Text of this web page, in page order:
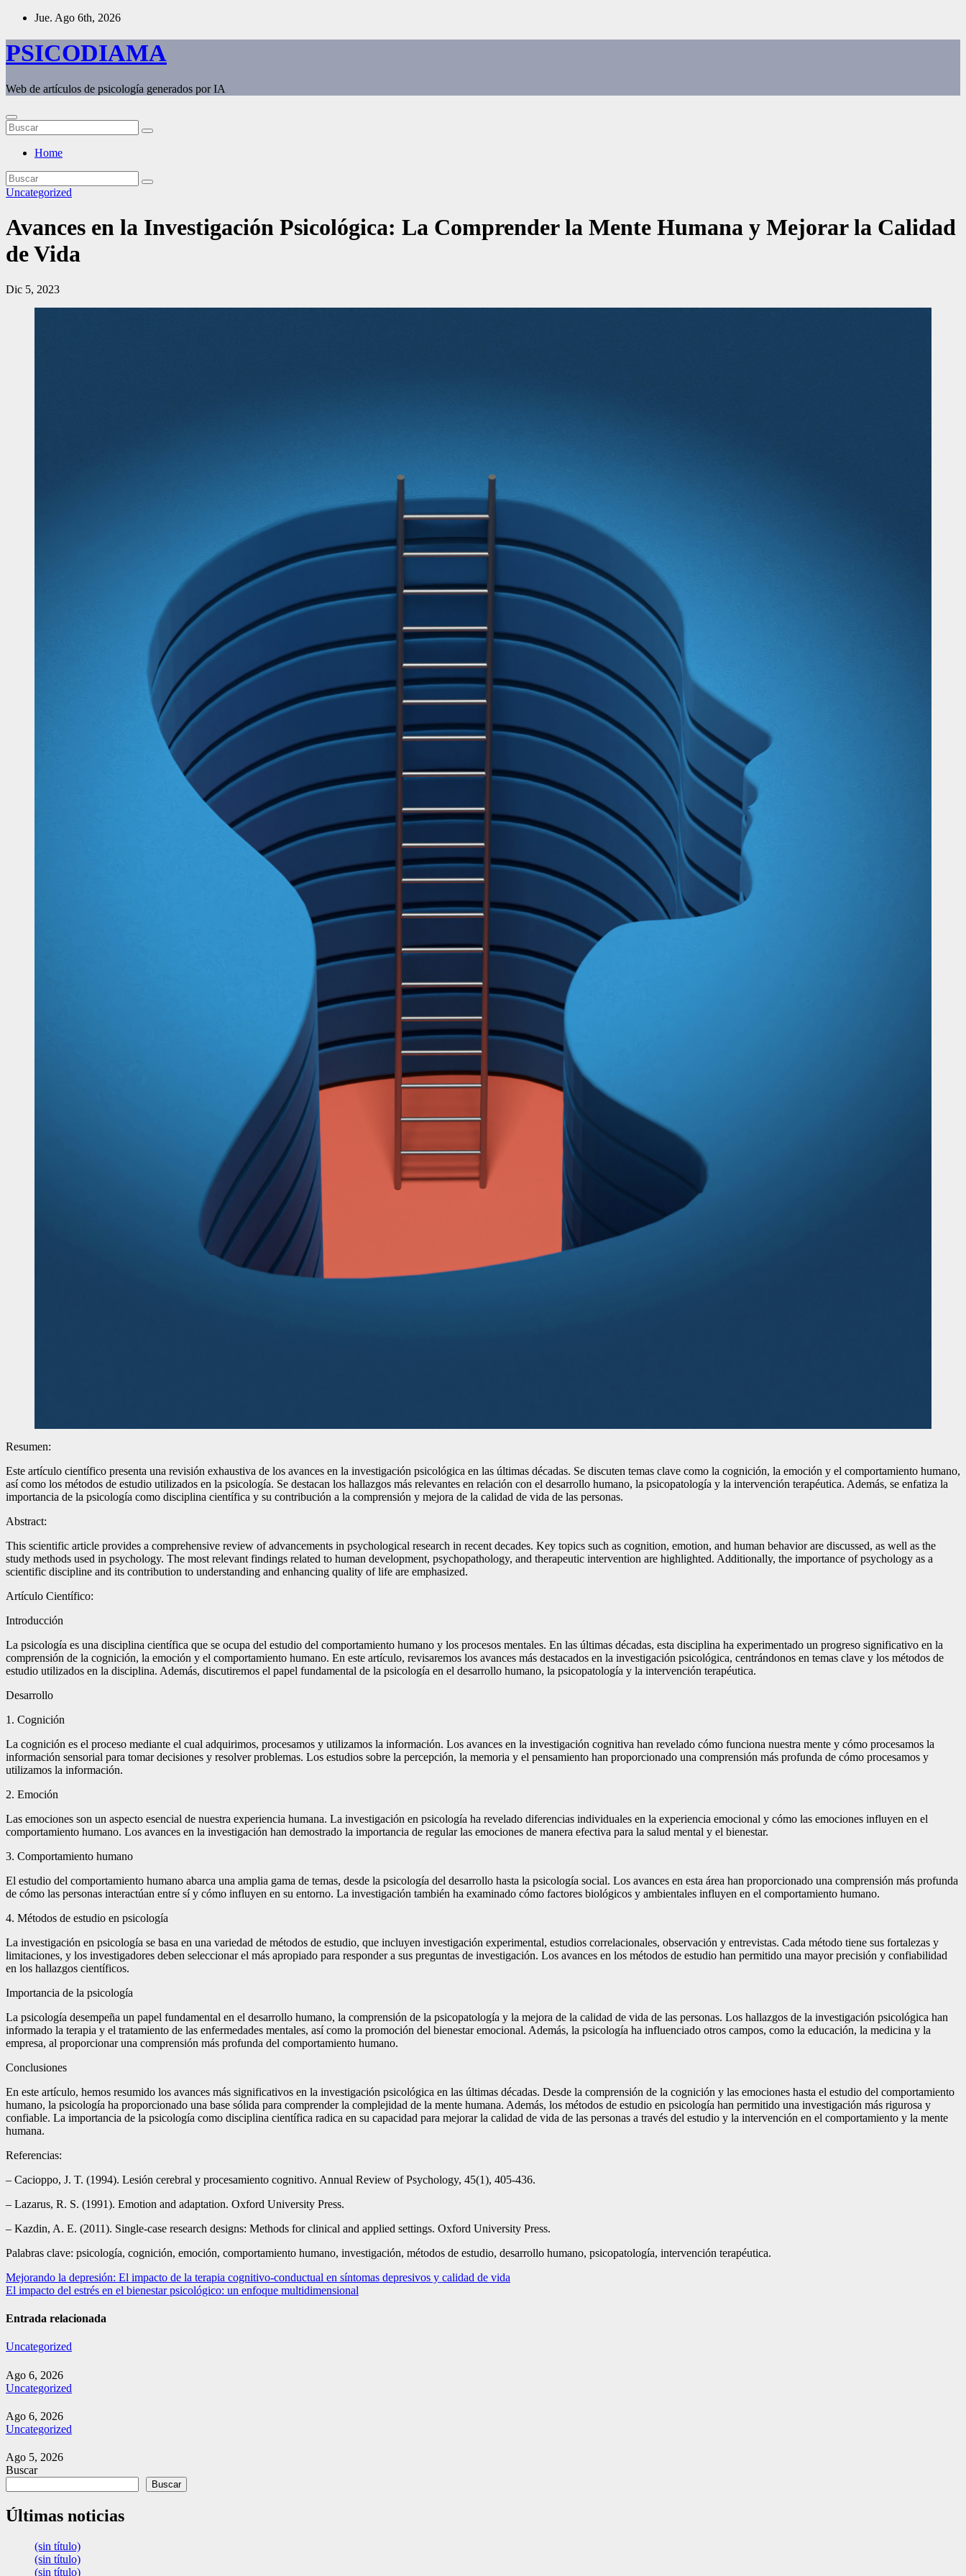
Saltar
contenido
Jue. Ago 6th, 2026
PSICODIAMA
Web de artículos de psicología generados por IA
Home
Uncategorized
Avances en la Investigación Psicológica: La Comprender la Mente Humana y Mejorar la Calidad
de Vida
Dic 5, 2023
Resumen:
Este artículo científico presenta una revisión exhaustiva de los avances en la investigación psicológica en las últimas décadas. Se discuten temas clave como la cognición, la emoción y el comportamiento humano,
así como los métodos de estudio utilizados en la psicología. Se destacan los hallazgos más relevantes en relación con el desarrollo humano, la psicopatología y la intervención terapéutica. Además, se enfatiza la
importancia de la psicología como disciplina científica y su contribución a la comprensión y mejora de la calidad de vida de las personas.
Abstract:
This scientific article provides a comprehensive review of advancements in psychological research in recent decades. Key topics such as cognition, emotion, and human behavior are discussed, as well as the
study methods used in psychology. The most relevant findings related to human development, psychopathology, and therapeutic intervention are highlighted. Additionally, the importance of psychology as a
scientific discipline and its contribution to understanding and enhancing quality of life are emphasized.
Artículo Científico:
Introducción
La psicología es una disciplina científica que se ocupa del estudio del comportamiento humano y los procesos mentales. En las últimas décadas, esta disciplina ha experimentado un progreso significativo en la
comprensión de la cognición, la emoción y el comportamiento humano. En este artículo, revisaremos los avances más destacados en la investigación psicológica, centrándonos en temas clave y los métodos de
estudio utilizados en la disciplina. Además, discutiremos el papel fundamental de la psicología en el desarrollo humano, la psicopatología y la intervención terapéutica.
Desarrollo
1. Cognición
La cognición es el proceso mediante el cual adquirimos, procesamos y utilizamos la información. Los avances en la investigación cognitiva han revelado cómo funciona nuestra mente y cómo procesamos la
información sensorial para tomar decisiones y resolver problemas. Los estudios sobre la percepción, la memoria y el pensamiento han proporcionado una comprensión más profunda de cómo procesamos y
utilizamos la información.
2. Emoción
Las emociones son un aspecto esencial de nuestra experiencia humana. La investigación en psicología ha revelado diferencias individuales en la experiencia emocional y cómo las emociones influyen en el
comportamiento humano. Los avances en la investigación han demostrado la importancia de regular las emociones de manera efectiva para la salud mental y el bienestar.
3. Comportamiento humano
El estudio del comportamiento humano abarca una amplia gama de temas, desde la psicología del desarrollo hasta la psicología social. Los avances en esta área han proporcionado una comprensión más profunda
de cómo las personas interactúan entre sí y cómo influyen en su entorno. La investigación también ha examinado cómo factores biológicos y ambientales influyen en el comportamiento humano.
4. Métodos de estudio en psicología
La investigación en psicología se basa en una variedad de métodos de estudio, que incluyen investigación experimental, estudios correlacionales, observación y entrevistas. Cada método tiene sus fortalezas y
limitaciones, y los investigadores deben seleccionar el más apropiado para responder a sus preguntas de investigación. Los avances en los métodos de estudio han permitido una mayor precisión y confiabilidad
en los hallazgos científicos.
Importancia de la psicología
La psicología desempeña un papel fundamental en el desarrollo humano, la comprensión de la psicopatología y la mejora de la calidad de vida de las personas. Los hallazgos de la investigación psicológica han
informado la terapia y el tratamiento de las enfermedades mentales, así como la promoción del bienestar emocional. Además, la psicología ha influenciado otros campos, como la educación, la medicina y la
empresa, al proporcionar una comprensión más profunda del comportamiento humano.
Conclusiones
En este artículo, hemos resumido los avances más significativos en la investigación psicológica en las últimas décadas. Desde la comprensión de la cognición y las emociones hasta el estudio del comportamiento
humano, la psicología ha proporcionado una base sólida para comprender la complejidad de la mente humana. Además, los métodos de estudio en psicología han permitido una investigación más rigurosa y
confiable. La importancia de la psicología como disciplina científica radica en su capacidad para mejorar la calidad de vida de las personas a través del estudio y la intervención en el comportamiento y la mente
humana.
Referencias:
– Cacioppo, J. T. (1994). Lesión cerebral y procesamiento cognitivo. Annual Review of Psychology, 45(1), 405-436.
– Lazarus, R. S. (1991). Emotion and adaptation. Oxford University Press.
– Kazdin, A. E. (2011). Single-case research designs: Methods for clinical and applied settings. Oxford University Press.
Palabras clave: psicología, cognición, emoción, comportamiento humano, investigación, métodos de estudio, desarrollo humano, psicopatología, intervención terapéutica.
Navegación
de
entradas
Mejorando la depresión: El impacto de la terapia cognitivo-conductual en síntomas depresivos y calidad de vida
El impacto del estrés en el bienestar psicológico: un enfoque multidimensional
Entrada relacionada
Uncategorized
Ago 6, 2026
Uncategorized
Ago 6, 2026
Uncategorized
Ago 5, 2026
Buscar
Buscar
Últimas noticias
(sin título)
(sin título)
(sin título)